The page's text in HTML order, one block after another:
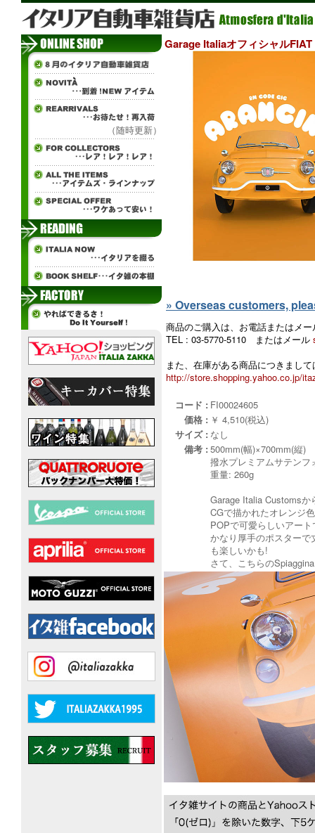
（随時更新）
Garage Italiaオフィシャル
» Overseas customers,
商品のご購入は、お電話またはメ
TEL : 03-5770-5110 またはメール
また、在庫がある商品につきまし
http://store.shopping.yahoo.co.jp/
コード : FI00024605
価格 : ￥ 4,510(税込)
サイズ : なし
備考 : 500mm(幅)×700mm(縦)
撥水プレミアムサテンフ
重量: 260g
Garage Italia Customsか
CGで描かれたオレンジ
POPで可愛らしいアート
かなり厚手のポスター
も楽しいかも!
さて、こちらの